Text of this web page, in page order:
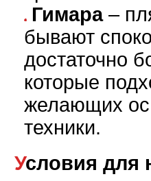
Гимара–
бывают
достаточно
которые
желающих
техники.
Условия